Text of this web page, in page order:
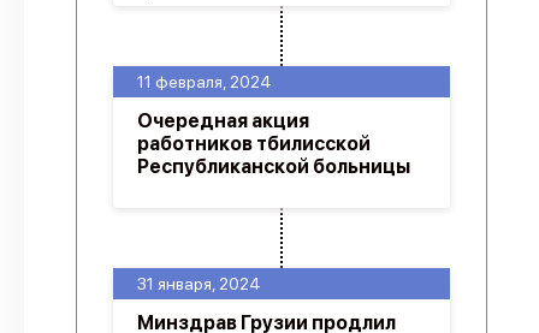
31 января, 2024
Минздрав Грузии продлил
11 февраля, 2024
Очередная акция
работников тбилисской
Республиканской больницы